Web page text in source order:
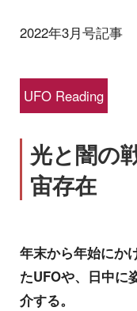
2022年3月号記事
UFO Reading
光と闇の
宙存在
年末から年始にか
たUFOや、日中に
介する。